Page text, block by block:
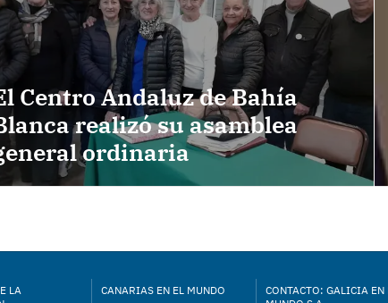
Centro Andaluz de Bahía
realizó su asamblea
ordinaria
LA
CANARIAS EN EL MUNDO
CONTACTO: GALICIA EN